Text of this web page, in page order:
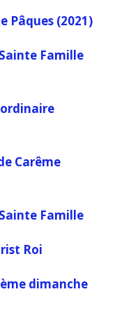
Pâques (2021)
Famille
Carême
Famille
Roi
dimanche